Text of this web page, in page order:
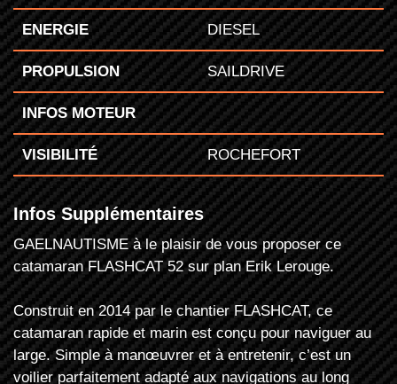
ENERGIE DIESEL
PROPULSION SAILDRIVE
INFOS MOTEUR
VISIBILITÉ ROCHEFORT
Infos Supplémentaires
GAELNAUTISME à le plaisir de vous proposer ce
catamaran FLASHCAT 52 sur plan Erik Lerouge.
Construit en 2014 par le chantier FLASHCAT, ce
catamaran rapide et marin est conçu pour naviguer au
large. Simple à manœuvrer et à entretenir, c’est un
voilier parfaitement adapté aux navigations au long